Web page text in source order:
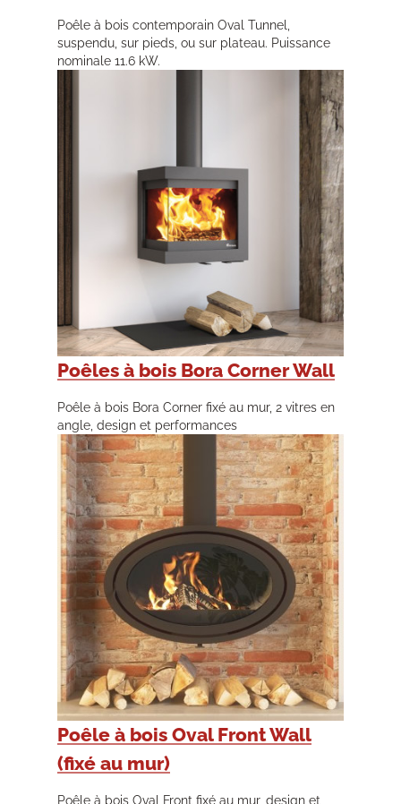
Poêle à bois contemporain Oval Tunnel,
suspendu, sur pieds, ou sur plateau. Puissance
nominale 11.6 kW.
Poêles à bois Bora Corner Wall
Poêle à bois Bora Corner fixé au mur, 2 vitres en
angle, design et performances
Poêle à bois Oval Front Wall
(fixé au mur)
Poêle à bois Oval Front fixé au mur, design et